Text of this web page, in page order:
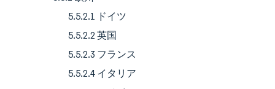
5.5.2.1 ドイツ
5.5.2.2 英国
5.5.2.3 フランス
5.5.2.4 イタリア